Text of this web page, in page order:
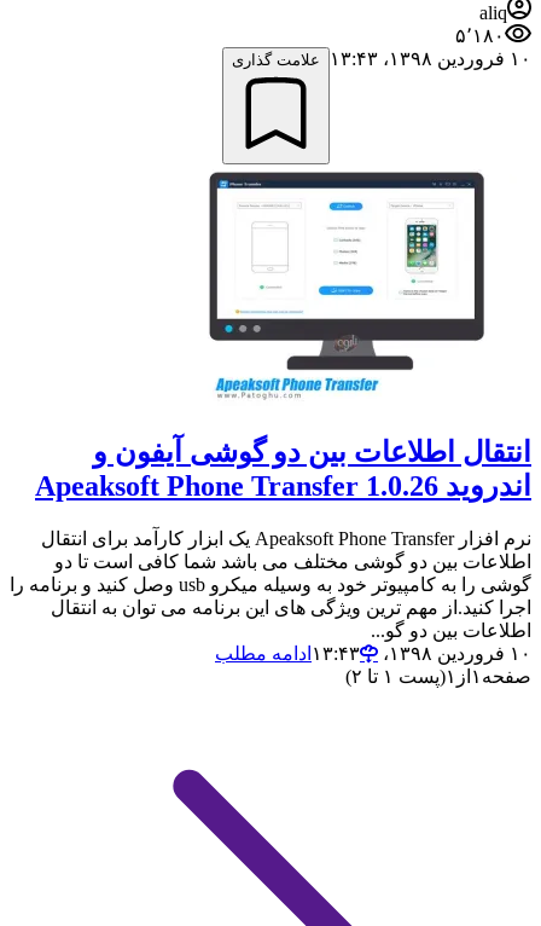
aliq
۵٬۱۸۰
۱۰ فروردین ۱۳۹۸،‏ ۱۳:۴۳
علامت گذاری
انتقال اطلاعات بین دو گوشی آیفون و
اندروید Apeaksoft Phone Transfer 1.0.26
نرم افزار Apeaksoft Phone Transfer یک ابزار کارآمد برای انتقال
اطلاعات بین دو گوشی مختلف می باشد شما کافی است تا دو
گوشی را به کامپیوتر خود به وسیله میکرو usb وصل کنید و برنامه را
اجرا کنید.از مهم ترین ویژگی های این برنامه می توان به انتقال
اطلاعات بین دو گو...
۱۰ فروردین ۱۳۹۸،‏ ۱۳:۴۳
ادامه مطلب
صفحه ۱ از ۱(پست ۱ تا ۲)